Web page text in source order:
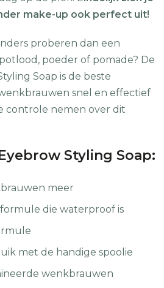
make-up ook perfect uit!
proberen dan een
poeder of pomade? De
Soap is de beste
snel en effectief
controle nemen over dit
Styling Soap:
meer
die waterproof is
met de handige spoolie
wenkbrauwen